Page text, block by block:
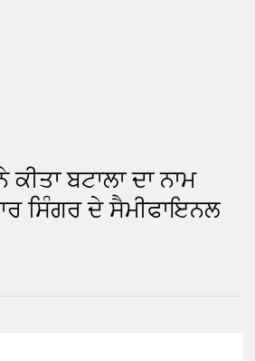
ਕੀਤਾ ਬਟਾਲਾ ਦਾ ਨਾਮ
ਸਿੰਗਰ ਦੇ ਸੈਮੀਫਾਇਨਲ